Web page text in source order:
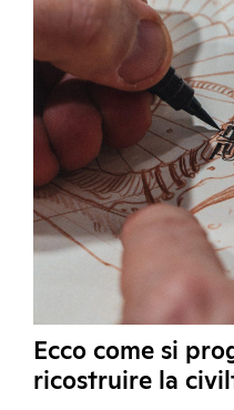
Ecco come si
ricostruire la